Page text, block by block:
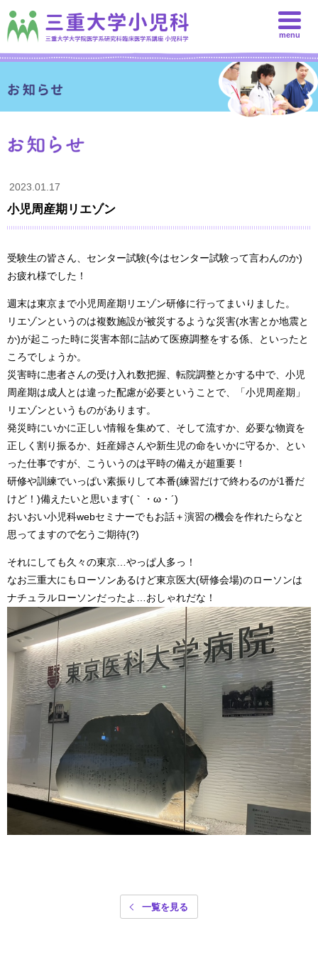
menu
2023.01.17
小児周産期リエゾン
受験生の皆さん、センター試験(今はセンター試験って言わんのか)
お疲れ様でした！
週末は東京まで小児周産期リエゾン研修に行ってまいりました。
リエゾンというのは複数施設が被災するような災害(水害とか地震と
か)が起こった時に災害本部に詰めて医療調整をする係、といったと
ころでしょうか。
災害時に患者さんの受け入れ数把握、転院調整とかする中で、小児
周産期は成人とは違った配慮が必要ということで、「小児周産期」
リエゾンというものがあります。
発災時にいかに正しい情報を集めて、そして流すか、必要な物資を
正しく割り振るか、妊産婦さんや新生児の命をいかに守るか、とい
った仕事ですが、こういうのは平時の備えが超重要！
研修や訓練でいっぱい素振りして本番(練習だけで終わるのが1番だ
けど！)備えたいと思います(｀・ω・´)
おいおい小児科webセミナーでもお話＋演習の機会を作れたらなと
思ってますので乞うご期待(?)
それにしても久々の東京…やっぱ人多っ！
なお三重大にもローソンあるけど東京医大(研修会場)のローソンは
ナチュラルローソンだったよ…おしゃれだな！
一覧を見る